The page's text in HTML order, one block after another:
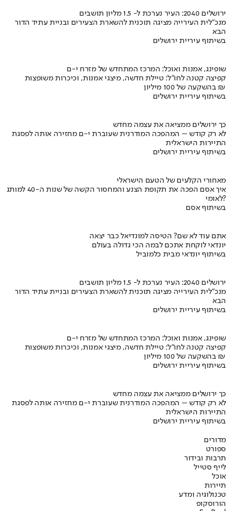
ירושלים 2040: העיר נערכת ל- 1.5 מליון תושבים
מנכ"לית העירייה מציגה תוכנית להשארת הצעירים ובניית עתיד הדור
הבא
בשיתוף עיריית ירושלים
שופינג, אמנות ואוכל: המרכז המתחדש של מזרח י-ם
קפיצה קטנה לחו"ל: טיילת חדשה, מיצגי אמנות, וכיכרות משופצות
בהשקעה של 100 מיליון ₪
בשיתוף עיריית ירושלים
כך ירושלים ממציאה את עצמה מחדש
לא רק קודש – המהפכה המודרנית שעוברת י-ם מחזירה אותה לפסגת
התיירות הישראלית
בשיתוף עיריית ירושלים
מאחורי הקלעים של הטעם הישראלי
איך אסם הפכה את תקופת הצנע והמחסור הקשה של שנות ה-40 למותג
לאומי?
בשיתוף אסם
אתם עוד לא שם? הטיסה למונדיאל כבר יצאה
יונדאי לוקחת אתכם לבמה הכי גדולה בעולם
בשיתוף יונדאי מבית כלמוביל
ירושלים 2040: העיר נערכת ל- 1.5 מליון תושבים
מנכ"לית העירייה מציגה תוכנית להשארת הצעירים ובניית עתיד הדור
הבא
בשיתוף עיריית ירושלים
שופינג, אמנות ואוכל: המרכז המתחדש של מזרח י-ם
קפיצה קטנה לחו"ל: טיילת חדשה, מיצגי אמנות, וכיכרות משופצות
בהשקעה של 100 מיליון ₪
בשיתוף עיריית ירושלים
כך ירושלים ממציאה את עצמה מחדש
לא רק קודש – המהפכה המודרנית שעוברת י-ם מחזירה אותה לפסגת
התיירות הישראלית
בשיתוף עיריית ירושלים
מדורים
ספורט
תרבות ובידור
לייף סטייל
אוכל
תיירות
טכנולוגיה ומדע
הורוסקופ